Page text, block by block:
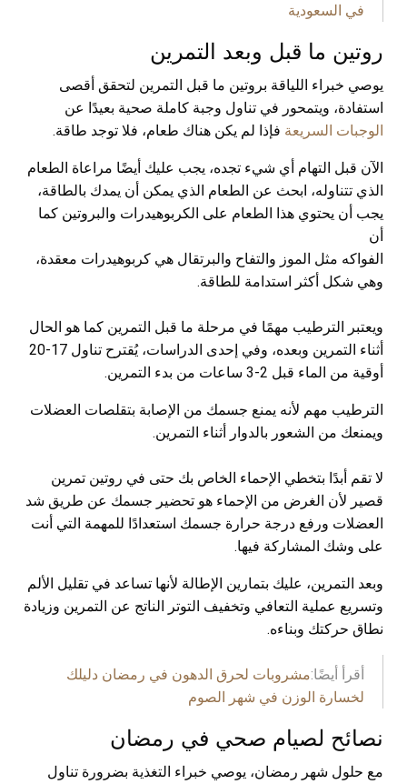
في السعودية
روتين ما قبل وبعد التمرين
يوصي خبراء اللياقة بروتين ما قبل التمرين لتحقق أقصى
استفادة، ويتمحور في تناول وجبة كاملة صحية بعيدًا عن
الوجبات السريعة فإذا لم يكن هناك طعام، فلا توجد طاقة.
الآن قبل التهام أي شيء تجده، يجب عليك أيضًا مراعاة الطعام
الذي تتناوله، ابحث عن الطعام الذي يمكن أن يمدك بالطاقة،
يجب أن يحتوي هذا الطعام على الكربوهيدرات والبروتين كما
أن
الفواكه مثل الموز والتفاح والبرتقال هي كربوهيدرات معقدة،
وهي شكل أكثر استدامة للطاقة.
ويعتبر الترطيب مهمًا في مرحلة ما قبل التمرين كما هو الحال
أثناء التمرين وبعده، وفي إحدى الدراسات، يُقترح تناول 17-20
أوقية من الماء قبل 2-3 ساعات من بدء التمرين.
الترطيب مهم لأنه يمنع جسمك من الإصابة بتقلصات العضلات
ويمنعك من الشعور بالدوار أثناء التمرين.
لا تقم أبدًا بتخطي الإحماء الخاص بك حتى في روتين تمرين
قصير لأن الغرض من الإحماء هو تحضير جسمك عن طريق شد
العضلات ورفع درجة حرارة جسمك استعدادًا للمهمة التي أنت
على وشك المشاركة فيها.
وبعد التمرين، عليك بتمارين الإطالة لأنها تساعد في تقليل الألم
وتسريع عملية التعافي وتخفيف التوتر الناتج عن التمرين وزيادة
نطاق حركتك وبناءه.
أقرأ أيضًا:مشروبات لحرق الدهون في رمضان دليلك
لخسارة الوزن في شهر الصوم
نصائح لصيام صحي في رمضان
مع حلول شهر رمضان، يوصي خبراء التغذية بضرورة تناول